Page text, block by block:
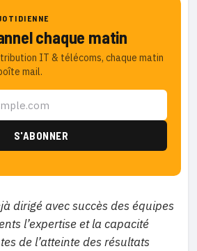
chaque matin
IT & télécoms, chaque matin
mail.
dirigé avec succès des équipes
l’expertise et la capacité
de l’atteinte des résultats